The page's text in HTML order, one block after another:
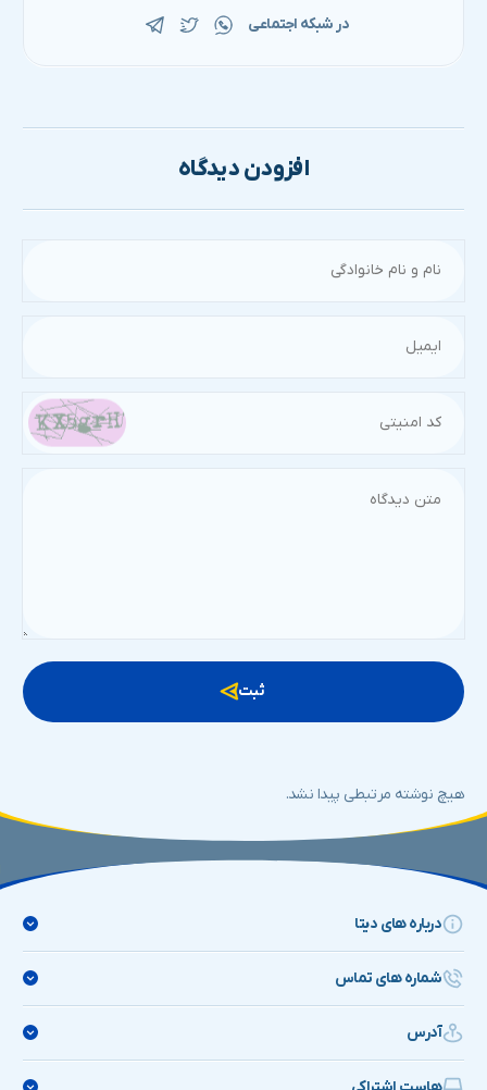
در شبکه اجتماعی
افزودن دیدگاه
ثبت
هیچ نوشته مرتبطی پیدا نشد.
درباره های دیتا
HiData
آدرس
شماره های تماس
پـشـتـیـبـانـــی ۲۴ سـاعـتــــــه